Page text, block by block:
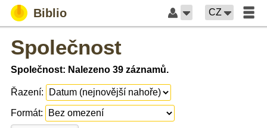
Biblio CZ
Společnost
Společnost: Nalezeno 39 záznamů.
Řazení:
Formát: